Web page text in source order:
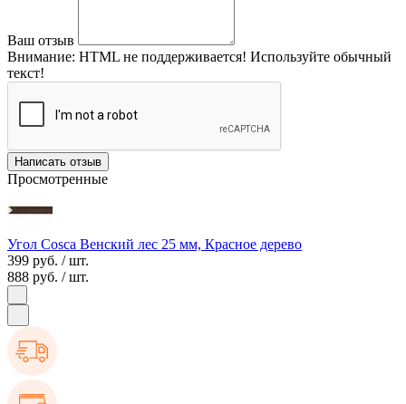
Ваш отзыв
Внимание: HTML не поддерживается! Используйте обычный
текст!
Написать отзыв
Просмотренные
Угол Cosca Венский лес 25 мм, Красное дерево
399 руб. / шт.
888 руб. / шт.